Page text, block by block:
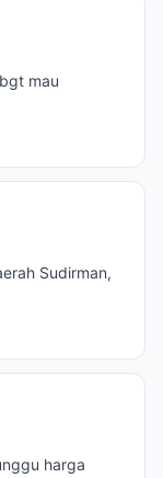
mau
Sudirman,
harga